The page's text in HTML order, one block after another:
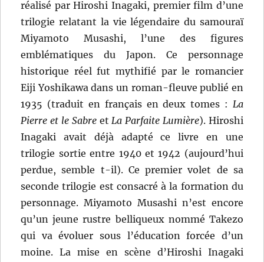
réalisé par Hiroshi Inagaki, premier film d’une
trilogie relatant la vie légendaire du samouraï
Miyamoto Musashi, l’une des figures
emblématiques du Japon. Ce personnage
historique réel fut mythifié par le romancier
Eiji Yoshikawa dans un roman-fleuve publié en
1935 (traduit en français en deux tomes : La
Pierre et le SabreetLa Parfaite Lumière). Hiroshi
Inagaki avait déjà adapté ce livre en une
trilogie sortie entre 1940 et 1942 (aujourd’hui
perdue, semble t-il). Ce premier volet de sa
seconde trilogie est consacré à la formation du
personnage. Miyamoto Musashi n’est encore
qu’un jeune rustre belliqueux nommé Takezo
qui va évoluer sous l’éducation forcée d’un
moine. La mise en scène d’Hiroshi Inagaki